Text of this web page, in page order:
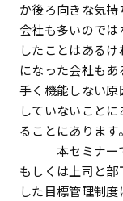
か後ろ向きな気
会社も多いので
したことはある
になった会社も
手く機能しない
していないこと
ることにあります。
本セミナーで
もしくは上司と
した目標管理制